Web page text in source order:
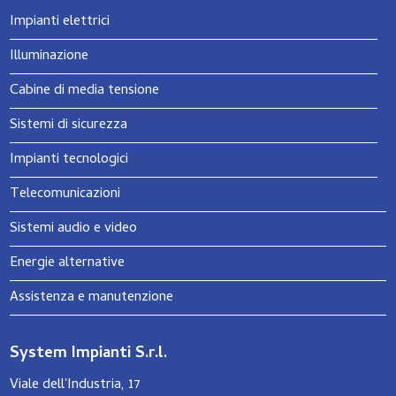
t
Impianti elettrici
Illuminazione
Cabine di media tensione
Sistemi di sicurezza
Impianti tecnologici
Telecomunicazioni
Sistemi audio e video
Energie alternative
Assistenza e manutenzione
System Impianti S.r.l.
Viale dell'Industria, 17